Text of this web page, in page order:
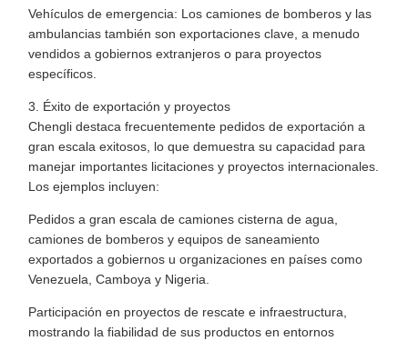
Vehículos de emergencia: Los camiones de bomberos y las
ambulancias también son exportaciones clave, a menudo
vendidos a gobiernos extranjeros o para proyectos
específicos.
3. Éxito de exportación y proyectos
Chengli destaca frecuentemente pedidos de exportación a
gran escala exitosos, lo que demuestra su capacidad para
manejar importantes licitaciones y proyectos internacionales.
Los ejemplos incluyen:
Pedidos a gran escala de camiones cisterna de agua,
camiones de bomberos y equipos de saneamiento
exportados a gobiernos u organizaciones en países como
Venezuela, Camboya y Nigeria.
Participación en proyectos de rescate e infraestructura,
mostrando la fiabilidad de sus productos en entornos